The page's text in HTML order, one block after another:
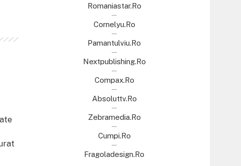
Romaniastar.ro
Cornelyu.ro
Pamantulviu.ro
Nextpublishing.ro
Compax.ro
Absoluttv.ro
Zebramedia.ro
Cumpi.ro
Fragoladesign.ro